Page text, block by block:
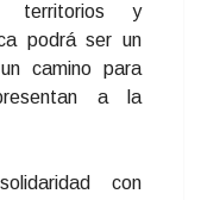
territorios y
podrá ser un
camino para
a la
con